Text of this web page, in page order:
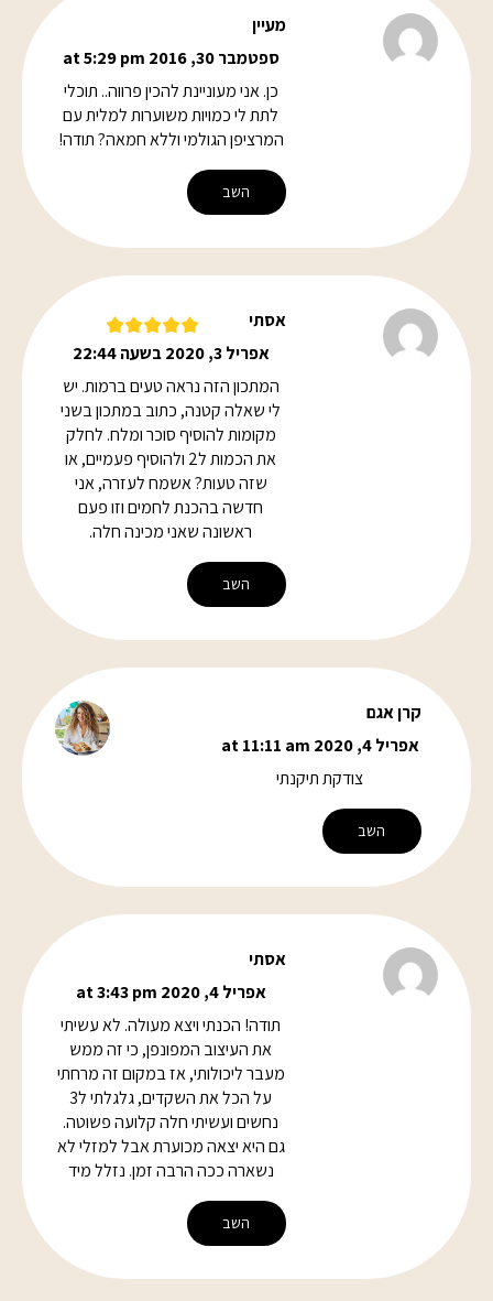
מעיין
ספטמבר 30, 2016 at 5:29 pm
כן. אני מעוניינת להכין פרווה.. תוכלי
לתת לי כמויות משוערות למלית עם
המרציפן הגולמי וללא חמאה? תודה!
השב
אסתי
אפריל 3, 2020 בשעה 22:44
המתכון הזה נראה טעים ברמות. יש
לי שאלה קטנה, כתוב במתכון בשני
מקומות להוסיף סוכר ומלח. לחלק
את הכמות ל2 ולהוסיף פעמיים, או
שזה טעות? אשמח לעזרה, אני
חדשה בהכנת לחמים וזו פעם
ראשונה שאני מכינה חלה.
השב
קרן אגם
אפריל 4, 2020 at 11:11 am
צודקת תיקנתי
השב
אסתי
אפריל 4, 2020 at 3:43 pm
תודה! הכנתי ויצא מעולה. לא עשיתי
את העיצוב המפונפן, כי זה ממש
מעבר ליכולותי, אז במקום זה מרחתי
על הכל את השקדים, גלגלתי ל3
נחשים ועשיתי חלה קלועה פשוטה.
גם היא יצאה מכוערת אבל למזלי לא
נשארה ככה הרבה זמן. נזלל מיד
השב